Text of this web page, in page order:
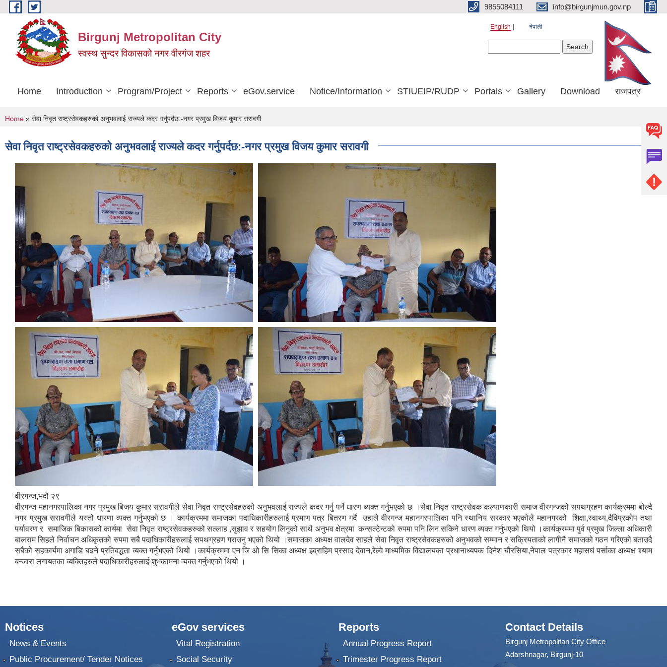
Skip to main content 9855084111 info@birgunjmun.gov.np
Birgunj Metropolitan City
स्वस्थ सुन्दर विकासको नगर वीरगंज शहर
English नेपाली
Home Introduction Program/Project Reports eGov.service Notice/Information STIUEIP/RUDP Portals Gallery Download राजपत्र
You are here
Home » सेवा निवृत राष्ट्रसेवकहरुको अनुभवलाई राज्यले कदर गर्नुपर्दछ:-नगर प्रमुख विजय कुमार सरावगी
सेवा निवृत राष्ट्रसेवकहरुको अनुभवलाई राज्यले कदर गर्नुपर्दछ:-नगर प्रमुख विजय कुमार सरावगी
वीरगन्ज,भदौ २९
वीरगन्ज महानगरपालिका नगर प्रमुख बिजय कुमार सरावगीले सेवा निवृत राष्ट्रसेवहरुको अनुभवलाई राज्यले कदर गर्नु पर्ने धारण व्यक्त गर्नुभएको छ ।सेवा निवृत राष्ट्रसेवक कल्याणकारी समाज वीरगन्जको सपथग्रहण कार्यक्रममा बोल्दै
नगर प्रमुख सरावगीले यस्तो धारणा व्यक्त गर्नुभएको छ । कार्यक्रममा समाजका पदाधिकारीहरुलाई प्रमाण पत्र बितरण गर्दै उहाले वीरगन्ज महानगरपालिका पनि स्थानिय सरकार भएकोले महानगरको शिक्षा,स्वाथ्य,दैविप्रकोप तथा
पर्यावरण र समाजिक बिकासको कार्यमा सेवा निवृत राष्ट्रसेवकहरुको सल्लाह ,सुझाव र सहयोग लिनुको साथै अनुभव क्षेत्रमा कन्सल्टेन्टको रुपमा पनि लिन सकिने धारण व्यक्त गर्नुभएको थियो ।कार्यक्रममा पुर्व प्रमुख जिल्ला अधिकारी
बालराम सिहले निर्वाचन अधिकृतको रुपमा सबै पदाधिकारीहरुलाई सपथग्रहण गराउनु भएको थियो ।समाजका अध्यक्ष वालदेव साहले सेवा निवृत राष्ट्रसेवकहरुको अनुभवको सम्मान र सक्रियताको लागीनै समाजको गठन गरिएको बताउदै
सबैको सहकार्यमा अगाडि बढने प्रतिबद्धता व्यक्त गर्नुभएको थियो ।कार्यक्रममा एन जि ओ सि सिका अध्यक्ष इब्राहिम प्रसाद देवान,रेल्वे माध्यमिक विद्यालयका प्रधानाध्यपक दिनेश चौरसिया,नेपाल पत्रकार महासघं पर्साका अध्यक्ष श्याम
बन्जारा लगायतका व्यक्तिहरुले पदाधिकारीहरुलाई शुभकामना व्यक्त गर्नुभएको थियो ।
Notices
News & Events
Public Procurement/ Tender Notices
eGov services
Vital Registration
Social Security
Reports
Annual Progress Report
Trimester Progress Report
Contact Details
Birgunj Metropolitan City Office
Adarshnagar, Birgunj-10